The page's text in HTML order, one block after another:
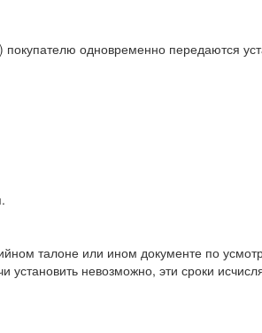
покупателю одновременно передаются
талоне или ином документе по
невозможно, эти сроки